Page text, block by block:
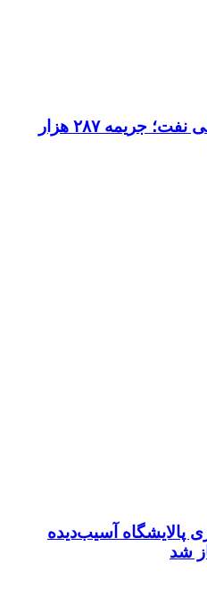
نفس راحت شرکت ملی نفت؛ جریمه ۲۸۷ هزار
پالایشگاه آسیب‌دیده
شد